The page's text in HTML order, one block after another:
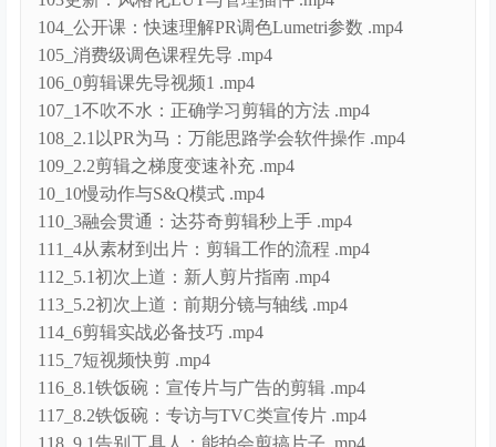
105_消费级调色课程先导 .mp4
106_0剪辑课先导视频1 .mp4
107_1不吹不水：正确学习剪辑的方法 .mp4
108_2.1以PR为马：万能思路学会软件操作 .mp4
109_2.2剪辑之梯度变速补充 .mp4
10_10慢动作与S&Q模式 .mp4
110_3融会贯通：达芬奇剪辑秒上手 .mp4
111_4从素材到出片：剪辑工作的流程 .mp4
112_5.1初次上道：新人剪片指南 .mp4
113_5.2初次上道：前期分镜与轴线 .mp4
114_6剪辑实战必备技巧 .mp4
115_7短视频快剪 .mp4
116_8.1铁饭碗：宣传片与广告的剪辑 .mp4
117_8.2铁饭碗：专访与TVC类宣传片 .mp4
118_9.1告别工具人：能拍会剪搞片子 .mp4
119_9.2告别拼接员：无设计类片子怎么剪 .mp4